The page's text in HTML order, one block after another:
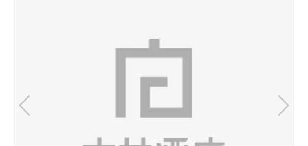
お気に入り機能の活用方法